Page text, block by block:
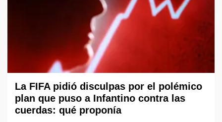
La FIFA pidió disculpas por el polémico
plan que puso a Infantino contra las
cuerdas: qué proponía